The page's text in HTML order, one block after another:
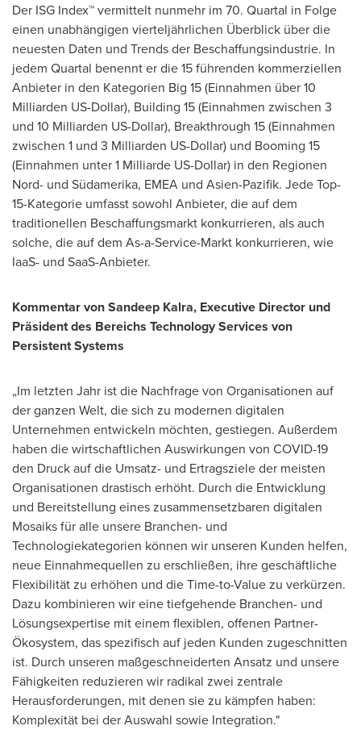
Der ISG Index™ vermittelt nunmehr im 70. Quartal in Folge
einen unabhängigen vierteljährlichen Überblick über die
neuesten Daten und Trends der Beschaffungsindustrie. In
jedem Quartal benennt er die 15 führenden kommerziellen
Anbieter in den Kategorien Big 15 (Einnahmen über 10
Milliarden US-Dollar), Building 15 (Einnahmen zwischen 3
und 10 Milliarden US-Dollar), Breakthrough 15 (Einnahmen
zwischen 1 und 3 Milliarden US-Dollar) und Booming 15
(Einnahmen unter 1 Milliarde US-Dollar) in den Regionen
Nord- und Südamerika, EMEA und Asien-Pazifik. Jede Top-
15-Kategorie umfasst sowohl Anbieter, die auf dem
traditionellen Beschaffungsmarkt konkurrieren, als auch
solche, die auf dem As-a-Service-Markt konkurrieren, wie
IaaS- und SaaS-Anbieter.
Kommentar vonSandeep Kalra, Executive Director und
Präsident des Bereichs Technology Services von
Persistent Systems
„Im letzten Jahr ist die Nachfrage von Organisationen auf
der ganzen Welt, die sich zu modernen digitalen
Unternehmen entwickeln möchten, gestiegen. Außerdem
haben die wirtschaftlichen Auswirkungen von COVID-19
den Druck auf die Umsatz- und Ertragsziele der meisten
Organisationen drastisch erhöht. Durch die Entwicklung
und Bereitstellung eines zusammensetzbaren digitalen
Mosaiks für alle unsere Branchen- und
Technologiekategorien können wir unseren Kunden helfen,
neue Einnahmequellen zu erschließen, ihre geschäftliche
Flexibilität zu erhöhen und die Time-to-Value zu verkürzen.
Dazu kombinieren wir eine tiefgehende Branchen- und
Lösungsexpertise mit einem flexiblen, offenen Partner-
Ökosystem, das spezifisch auf jeden Kunden zugeschnitten
ist. Durch unseren maßgeschneiderten Ansatz und unsere
Fähigkeiten reduzieren wir radikal zwei zentrale
Herausforderungen, mit denen sie zu kämpfen haben:
Komplexität bei der Auswahl sowie Integration."